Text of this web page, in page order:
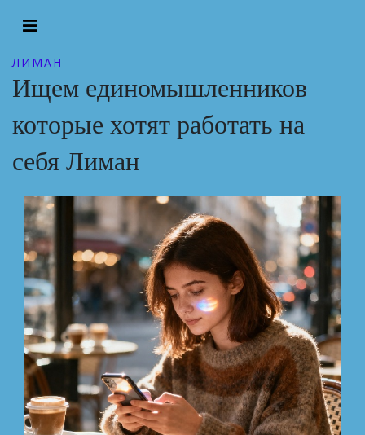
ЛИМАН
Ищем единомышленников
которые хотят работать на
себя Лиман